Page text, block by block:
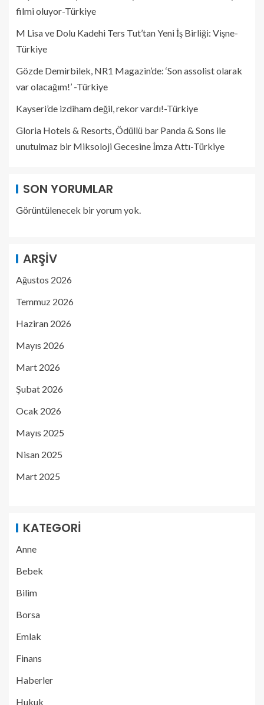
filmi oluyor-Türkiye
M Lisa ve Dolu Kadehi Ters Tut’tan Yeni İş Birliği: Vişne-
Türkiye
Gözde Demirbilek, NR1 Magazin’de: ‘Son assolist olarak
var olacağım!’ -Türkiye
Kayseri’de izdiham değil, rekor vardı!-Türkiye
Gloria Hotels & Resorts, Ödüllü bar Panda & Sons ile
unutulmaz bir Miksoloji Gecesine İmza Attı-Türkiye
SON YORUMLAR
Görüntülenecek bir yorum yok.
ARŞIV
Ağustos 2026
Temmuz 2026
Haziran 2026
Mayıs 2026
Mart 2026
Şubat 2026
Ocak 2026
Mayıs 2025
Nisan 2025
Mart 2025
KATEGORI
Anne
Bebek
Bilim
Borsa
Emlak
Finans
Haberler
Hukuk